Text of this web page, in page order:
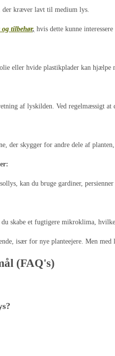
der kræver lavt til medium lys.
tilbehør, hvis dette kunne
eller hvide plastikplader kan hjælpe
af lyskilden. Ved regelmæssigt
der skygger for andre dele af
kan du bruge gardiner,
du skabe et fugtigere mikroklima,
især for nye planteejere. Men
(FAQ's)